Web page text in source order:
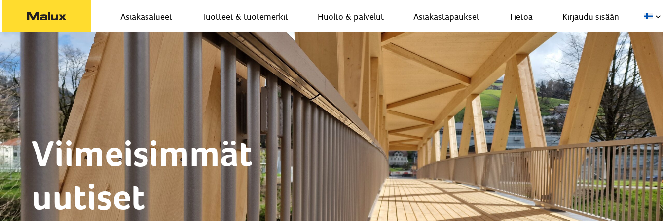
Asiakasalueet Tuotteet & tuotemerkit Huolto & palvelut Asiakastapaukset Tietoa Kirjaudu sisään
Viimeisimmät
uutiset